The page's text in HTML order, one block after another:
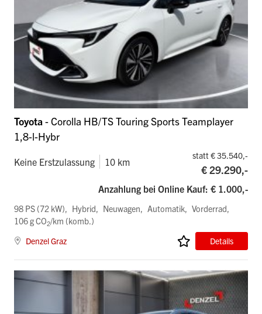
Toyota - Corolla HB/TS Touring Sports Teamplayer
1,8-l-Hybr
Keine Erstzulassung 10 km
statt € 35.540,-
€ 29.290,-
Anzahlung bei Online Kauf: € 1.000,-
98 PS (72 kW) Hybrid Neuwagen Automatik
Vorderrad
106 g CO2/km (komb.)
Denzel Graz
Details